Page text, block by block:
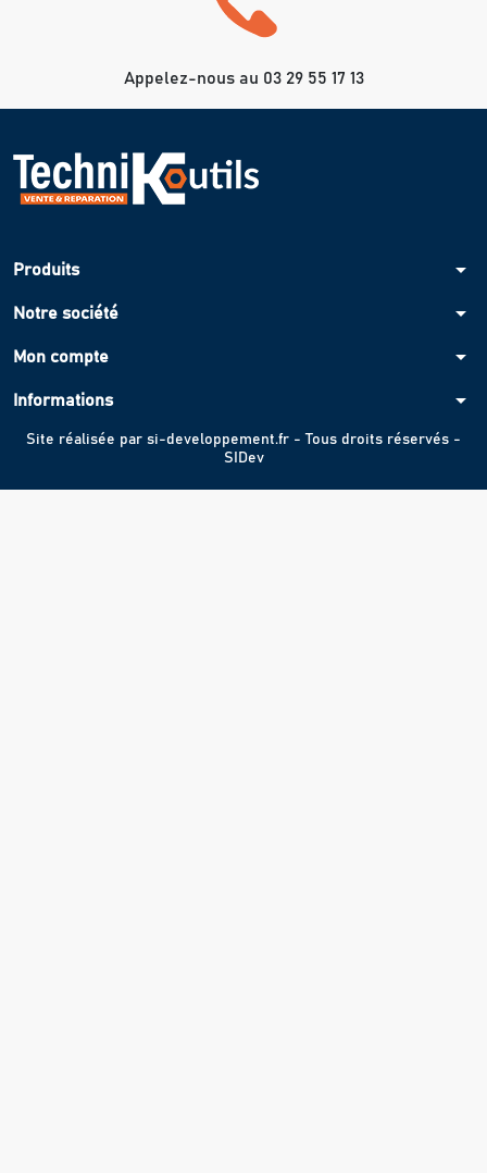
Appelez-nous au 03 29 55 17 13
Produits arrow_drop_down
Notre société arrow_drop_down
Mon compte arrow_drop_down
Informations arrow_drop_down
Site réalisée par si-developpement.fr - Tous droits réservés -
SIDev